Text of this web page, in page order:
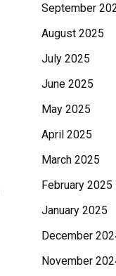
September
August 2025
July 2025
June 2025
May 2025
April 2025
March 2025
February 2025
January 2025
December
November